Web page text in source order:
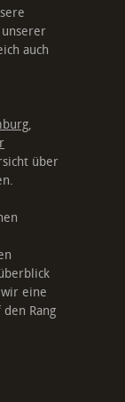
auch
,
über
eine
Rang